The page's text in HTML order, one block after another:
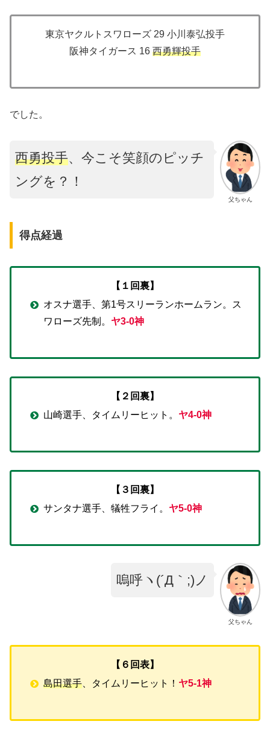
東京ヤクルトスワローズ 29 小川泰弘投手
阪神タイガース 16 西勇輝投手
でした。
父ちゃん
西勇投手、今こそ笑顔のピッチ
ングを？！
得点経過
【１回裏】
オスナ選手、第1号スリーランホームラン。ス
ワローズ先制。 ヤ3-0神
【２回裏】
山崎選手、タイムリーヒット。 ヤ4-0神
【３回裏】
サンタナ選手、犠牲フライ。 ヤ5-0神
父ちゃん
嗚呼ヽ(´Д｀;)ノ
【６回表】
島田選手、タイムリーヒット！ ヤ5-1神